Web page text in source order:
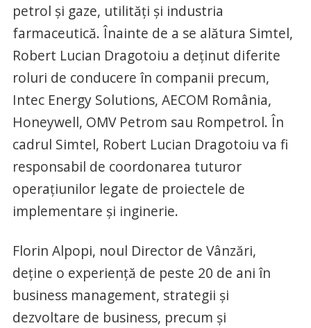
petrol și gaze, utilități și industria
farmaceutică. Înainte de a se alătura Simtel,
Robert Lucian Dragotoiu a deținut diferite
roluri de conducere în companii precum,
Intec Energy Solutions, AECOM România,
Honeywell, OMV Petrom sau Rompetrol. În
cadrul Simtel, Robert Lucian Dragotoiu va fi
responsabil de coordonarea tuturor
operațiunilor legate de proiectele de
implementare și inginerie.
Florin Alpopi, noul Director de Vânzări,
deține o experiență de peste 20 de ani în
business management, strategii și
dezvoltare de business, precum și